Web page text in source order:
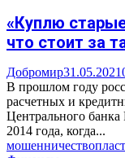
«Куплю
что стоит за
Добромир31.05.2021
В прошлом году
расчетных и
Центрального
2014 года, когда...
мошенничество